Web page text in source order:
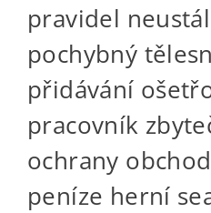
pravidel
pochybný
přidávání
pracovník
ochrany
peníze herní